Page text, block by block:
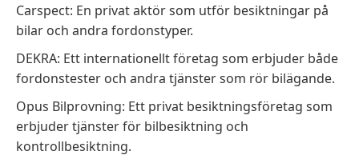
Carspect: En privat aktör som utför besiktningar på
bilar och andra fordonstyper.
DEKRA: Ett internationellt företag som erbjuder både
fordonstester och andra tjänster som rör bilägande.
Opus Bilprovning: Ett privat besiktningsföretag som
erbjuder tjänster för bilbesiktning och
kontrollbesiktning.